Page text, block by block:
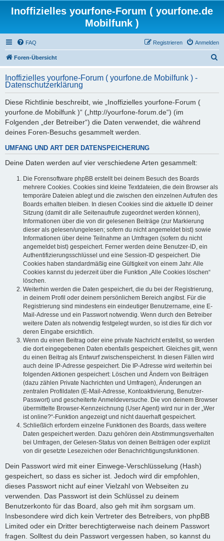
Inoffizielles yourfone-Forum ( yourfone.de
Mobilfunk )
FAQ Anmelden
Registrieren
Foren-Übersicht
h
Inoffizielles yourfone-Forum ( yourfone.de Mobilfunk ) -
Datenschutzerklärung
Diese Richtlinie beschreibt, wie „Inoffizielles yourfone-Forum (
yourfone.de Mobilfunk )“ („http://yourfone-forum.de“) (im
Folgenden „der Betreiber“) die Daten verwendet, die während
deines Foren-Besuchs gesammelt werden.
UMFANG UND ART DER DATENSPEICHERUNG
Deine Daten werden auf vier verschiedene Arten gesammelt:
Die Forensoftware phpBB erstellt bei deinem Besuch des Boards
mehrere Cookies. Cookies sind kleine Textdateien, die dein Browser als
temporäre Dateien ablegt und die zwischen den einzelnen Aufrufen des
Boards erhalten bleiben. In diesen Cookies sind die aktuelle ID deiner
Sitzung (damit dir alle Seitenaufrufe zugeordnet werden können),
Informationen über die von dir gelesenen Beiträge (zur Markierung
dieser als gelesen/ungelesen; sofern du nicht angemeldet bist) sowie
Informationen über deine Teilnahme an Umfragen (sofern du nicht
angemeldet bist) gespeichert. Ferner werden deine Benutzer-ID, ein
Authentifizierungsschlüssel und eine Session-ID gespeichert. Die
Cookies haben standardmäßig eine Gültigkeit von einem Jahr. Alle
Cookies kannst du jederzeit über die Funktion „Alle Cookies löschen“
löschen.
Weiterhin werden die Daten gespeichert, die du bei der Registrierung,
in deinem Profil oder deinem persönlichem Bereich angibst. Für die
Registrierung sind mindestens ein eindeutiger Benutzername, eine E-
Mail-Adresse und ein Passwort notwendig. Wenn durch den Betreiber
weitere Daten als notwendig festgelegt wurden, so ist dies für dich vor
deren Eingabe ersichtlich.
Wenn du einen Beitrag oder eine private Nachricht erstellst, so werden
die dort eingegebenen Daten ebenfalls gespeichert. Gleiches gilt, wenn
du einen Beitrag als Entwurf zwischenspeicherst. In diesen Fällen wird
auch deine IP-Adresse gespeichert. Die IP-Adresse wird weiterhin bei
folgenden Aktionen gespeichert: Löschen und Ändern von Beiträgen
(dazu zählen Private Nachrichten und Umfragen), Änderungen an
zentralen Profildaten (E-Mail-Adresse, Kontoaktivierung, Benutzer-
Passwort) und gescheiterte Anmeldeversuche. Die von deinem Browser
übermittelte Browser-Kennzeichnung (User Agent) wird nur in der „Wer
ist online?“-Funktion angezeigt und nicht dauerhaft gespeichert.
Schließlich erfordern einzelne Funktionen des Boards, dass weitere
Daten gespeichert werden. Dazu gehören dein Abstimmungsverhalten
bei Umfragen, der Gelesen-Status von deinen Beiträgen oder explizit
von dir gesetzte Lesezeichen oder Benachrichtigungsfunktionen.
Dein Passwort wird mit einer Einwege-Verschlüsselung (Hash)
gespeichert, so dass es sicher ist. Jedoch wird dir empfohlen,
dieses Passwort nicht auf einer Vielzahl von Webseiten zu
verwenden. Das Passwort ist dein Schlüssel zu deinem
Benutzerkonto für das Board, also geh mit ihm sorgsam um.
Insbesondere wird dich kein Vertreter des Betreibers, von phpBB
Limited oder ein Dritter berechtigterweise nach deinem Passwort
fragen. Solltest du dein Passwort vergessen haben, so kannst du